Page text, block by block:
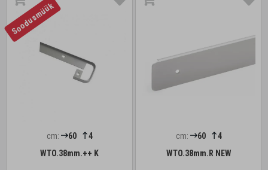
Soodusmüük
cm: 60
4
WTO.38mm.++ K
cm: 60
4
WTO.38mm.R NEW